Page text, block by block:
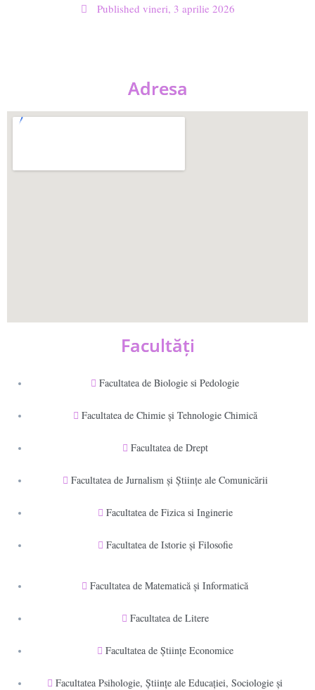
Published vineri, 3 aprilie 2026
Adresa
Facultăţi
Facultatea de Biologie si Pedologie
Facultatea de Chimie şi Tehnologie Chimică
Facultatea de Drept
Facultatea de Jurnalism şi Ştiinţe ale Comunicării
Facultatea de Fizica si Inginerie
Facultatea de Istorie şi Filosofie
Facultatea de Matematică şi Informatică
Facultatea de Litere
Facultatea de Științe Economice
Facultatea Psihologie, Ştiinţe ale Educaţiei, Sociologie și